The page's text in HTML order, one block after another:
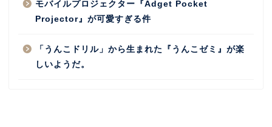
モバイルプロジェクター『Adget Pocket
Projector』が可愛すぎる件
「うんこドリル」から生まれた『うんこゼミ』が楽
しいようだ。